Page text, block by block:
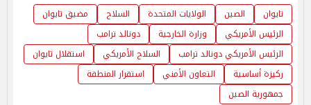
تايوان الصين الولايات المتحدة السلاح
مضيق تايوان
الرئيس الأمريكي
وزارة الخارجية
دونالد ترامب
الرئيس الأمريكي دونالد ترامب
السلاح الأمريكي
استقلال تايوان
ركيزة أساسية
التعاون الأمني
استقرار المنطقة
جمهورية الصين